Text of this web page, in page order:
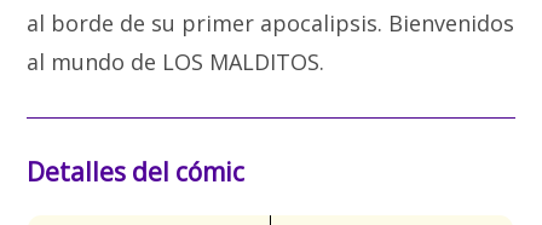
al borde de su primer apocalipsis. Bienvenidos
al mundo de LOS MALDITOS.
Detalles del cómic